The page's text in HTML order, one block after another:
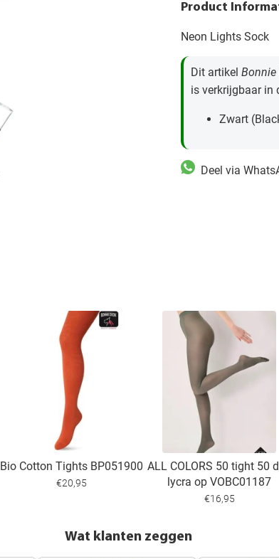
Product
Neon Lights Sock
Dit artikel Bonnie
is verkrijgbaar in
Zwart
Deel via
Bio Cotton Tights BP051900
€20,95
ALL COLORS 50 tight 50
lycra op VOBC01187
€16,95
Wat klanten zeggen